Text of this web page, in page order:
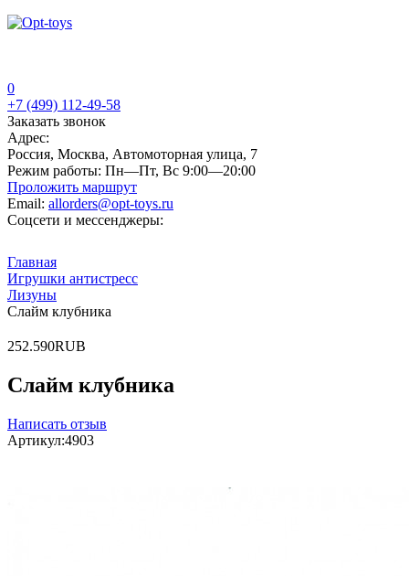
0
+7 (499) 112-49-58
Заказать звонок
Адрес:
Россия, Москва, Автомоторная улица, 7
Режим работы: Пн—Пт, Вс 9:00—20:00
Проложить маршрут
Email: allorders@opt-toys.ru
Соцсети и мессенджеры:
Главная
Игрушки антистресс
Лизуны
Слайм клубника
252.590RUB
Слайм клубника
Написать отзыв
Артикул:4903